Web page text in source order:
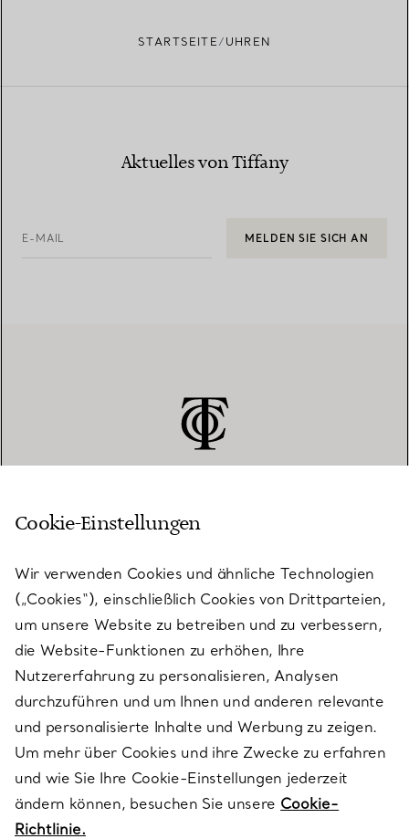
STARTSEITE UHREN
Aktuelles von Tiffany
E-MAIL MELDEN SIE SICH AN
KUNDENSERVICE
SERVICES
ÜBER TIFFANY & CO.
RECHTLICHE HINWEISE
FOLGEN SIE UNS
Cookie-Einstellungen
Wir verwenden Cookies und ähnliche Technologien
(„Cookies“), einschließlich Cookies von Drittparteien,
um unsere Website zu betreiben und zu verbessern,
die Website-Funktionen zu erhöhen, Ihre
Nutzererfahrung zu personalisieren, Analysen
durchzuführen und um Ihnen und anderen relevante
und personalisierte Inhalte und Werbung zu zeigen.
Um mehr über Cookies und ihre Zwecke zu erfahren
und wie Sie Ihre Cookie-Einstellungen jederzeit
ändern können, besuchen Sie unsere Cookie-
Richtlinie.